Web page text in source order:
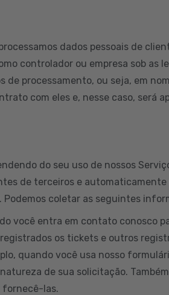
dados pessoais de
controlador ou empresa sob as
de processamento, ou seja, em
com eles e, nesse caso, será
do seu uso de nossos
de terceiros e
. Podemos coletar as seguintes
você entra em contato conosco
os tickets e outros
quando você usa nosso
de sua solicitação.
fornecê-las.